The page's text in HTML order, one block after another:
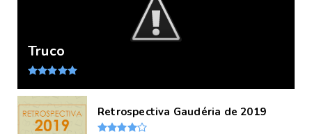
Truco
Retrospectiva Gaudéria de 2019